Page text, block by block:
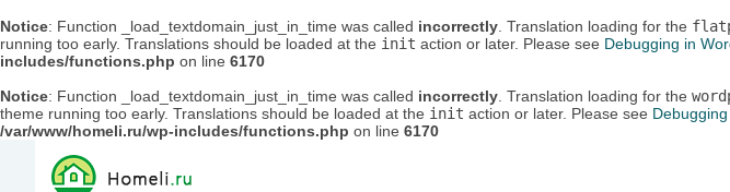
Notice: Function _load_textdomain_just_in_time was called incorrectly . Translation loading for the
running too early. Translations should be loaded at the init action or later. Please see Debugging in
includes/functions.php on line 6170
Notice: Function _load_textdomain_just_in_time was called incorrectly . Translation loading for the
theme running too early. Translations should be loaded at the init action or later. Please see
/var/www/homeli.ru/wp-includes/functions.php on line 6170